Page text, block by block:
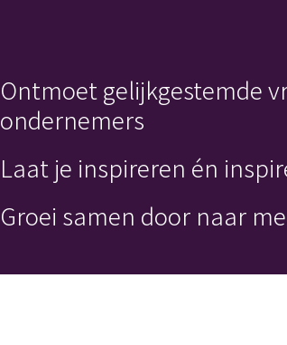
Ontmoet gelijkgestemde
ondernemers
Laat je inspireren én
Groei samen door naar